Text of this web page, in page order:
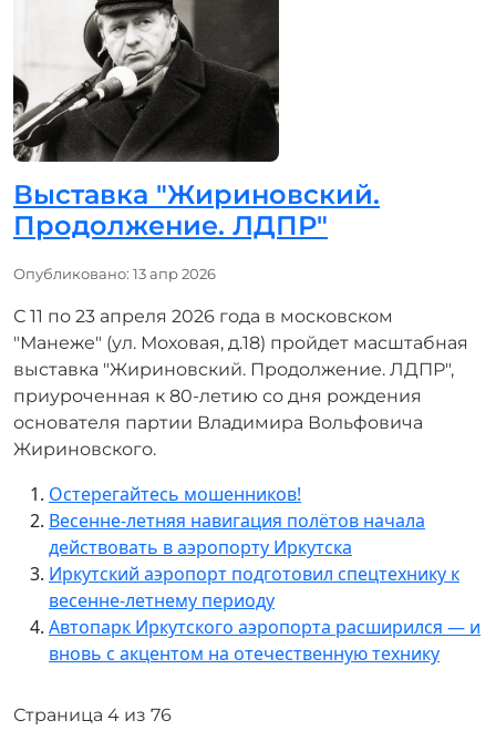
Выставка "Жириновский.
Продолжение. ЛДПР"
Информация о материале
Опубликовано: 13 апр 2026
С 11 по 23 апреля 2026 года в московском
"Манеже" (ул. Моховая, д.18) пройдет масштабная
выставка "Жириновский. Продолжение. ЛДПР",
приуроченная к 80-летию со дня рождения
основателя партии Владимира Вольфовича
Жириновского.
Остерегайтесь мошенников!
Весенне-летняя навигация полётов начала
действовать в аэропорту Иркутска
Иркутский аэропорт подготовил спецтехнику к
весенне-летнему периоду
Автопарк Иркутского аэропорта расширился — и
вновь с акцентом на отечественную технику
Страница 4 из 76